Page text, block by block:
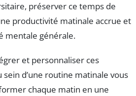
préserver ce temps de
productivité matinale accrue et
mentale générale.
et personnaliser ces
d’une routine matinale vous
chaque matin en une